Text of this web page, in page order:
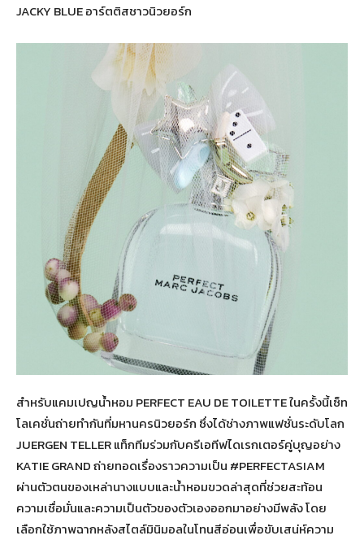
JACKY BLUE อาร์ตติสชาวนิวยอร์ก
สำหรับแคมเปญน้ำหอม PERFECT EAU DE TOILETTE ในครั้งนี้เซ็ท
โลเคชั่นถ่ายทำกันที่มหานครนิวยอร์ก ซึ่งได้ช่างภาพแฟชั่นระดับโลก
JUERGEN TELLER แท็กทีมร่วมกับครีเอทีฟไดเรกเตอร์คู่บุญอย่าง
KATIE GRAND ถ่ายทอดเรื่องราวความเป็น #PERFECTASIAM
ผ่านตัวตนของเหล่านางแบบและน้ำหอมขวดล่าสุดที่ช่วยสะท้อน
ความเชื่อมั่นและความเป็นตัวของตัวเองออกมาอย่างมีพลัง โดย
เลือกใช้ภาพฉากหลังสไตล์มินิมอลในโทนสีอ่อนเพื่อขับเสน่ห์ความ